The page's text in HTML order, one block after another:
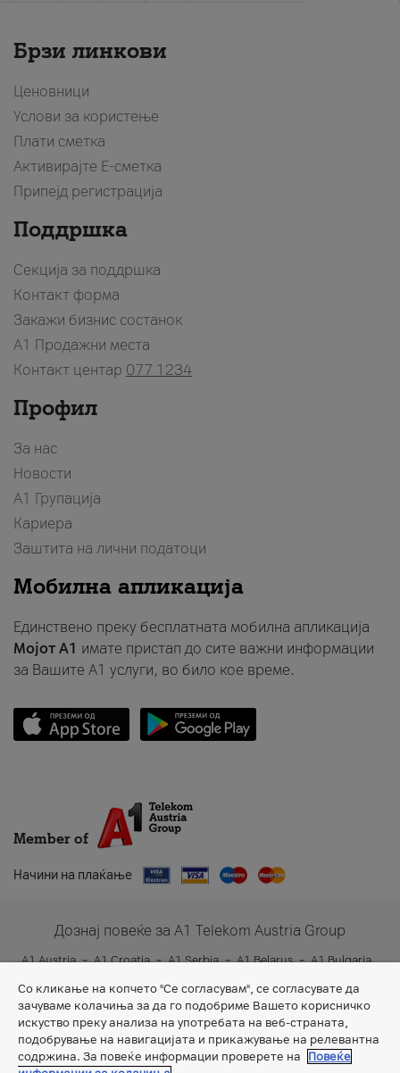
Брзи линкови
Ценовници
Услови за користење
Плати сметка
Активирајте Е-сметка
Припејд регистрација
Поддршка
Секција за поддршка
Контакт форма
Закажи бизнис состанок
A1 Продажни места
Контакт центар 077 1234
Профил
За нас
Новости
А1 Групација
Кариера
Заштита на лични податоци
Мобилна апликација
Единствено преку бесплатната мобилна апликација
Мојот A1 имате пристап до сите важни информации
за Вашите A1 услуги, во било кое време.
Member of
Начини на плаќање
Дознај повеќе за A1 Telekom Austria Group
A1 Austria A1 Croatia A1 Serbia A1 Belarus
A1 Bulgaria
Со кликање на копчето "Се согласувам", се согласувате да
зачуваме колачиња за да го подобриме Вашето корисничко
искуство преку анализа на употребата на веб-страната,
подобрување на навигацијата и прикажување на релевантна
содржина. За повеќе информации проверете на
Повеќе